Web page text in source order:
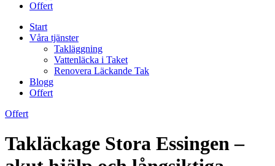
Offert
Start
Våra tjänster
Takläggning
Vattenläcka i Taket
Renovera Läckande Tak
Blogg
Offert
Offert
Takläckage Stora Essingen –